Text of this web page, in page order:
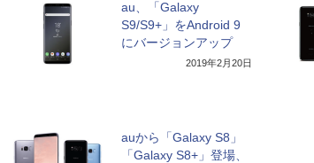
au、「Galaxy
S9/S9+」をAndroid 9
にバージョンアップ
2019年2月20日
auから「Galaxy S8」
「Galaxy S8+」登場、